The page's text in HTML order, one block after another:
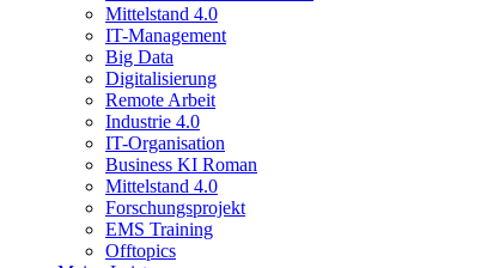
Mittelstand 4.0
IT-Management
Big Data
Digitalisierung
Remote Arbeit
Industrie 4.0
IT-Organisation
Business KI Roman
Mittelstand 4.0
Forschungsprojekt
EMS Training
Offtopics